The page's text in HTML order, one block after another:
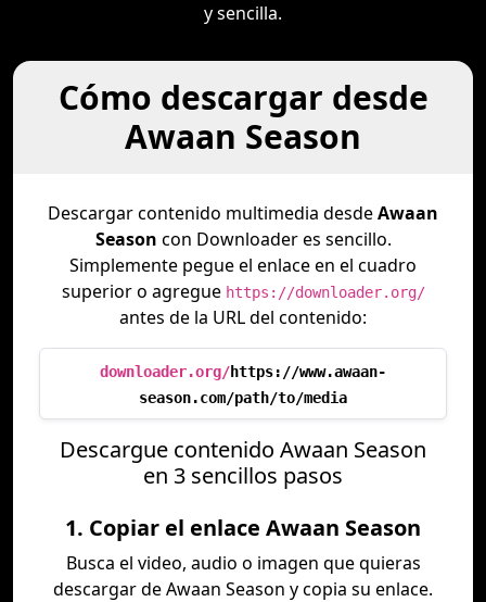
y sencilla.
Cómo descargar desde
Awaan Season
Descargar contenido multimedia desdeAwaan
Season con Downloader es sencillo.
Simplemente pegue el enlace en el cuadro
superior o agregue https://downloader.org/
antes de la URL del contenido:
downloader.org/https://www.awaan-
season.com/path/to/media
Descargue contenido Awaan Season
en 3 sencillos pasos
1. Copiar el enlace Awaan Season
Busca el video, audio o imagen que quieras
descargar de Awaan Season y copia su enlace.